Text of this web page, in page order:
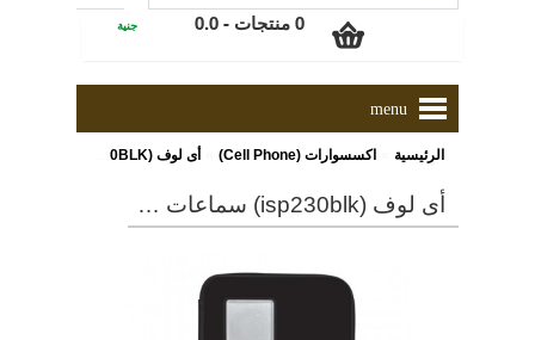
0 منتجات - 0.0 جنية
menu
الرئيسية اكسسوارات (Cell Phone) » أى لوف (ISP230BLK) سماعات محمولة بجراب لتليفون سامسونج
أى لوف (isp230blk) سماعات محمولة بجراب لتليفون سامسونج